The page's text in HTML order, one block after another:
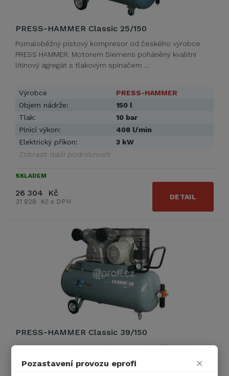
PRESS-HAMMER Classic 25/150
Pomaloběžný pístový kompresor od českého výrobce
PRESS HAMMER. Motorem Siemens poháněný kvalitní
litinový agregát s tlakovým spínačem …
Výrobce
PRESS-HAMMER
Objem nádrže:
150 l
Tlak:
10 bar
Plnicí výkon:
408 l/min
Elektrický příkon:
3 kW
Zobrazit další podrobnosti
SKLADEM
26 304 Kč
31 828 Kč s DPH
DETAIL
PRESS-HAMMER Classic 39/150
PRESS-HAMMER Classic 39/150 - pomaloběžný pístový
agregátem a vzdušníkem o objemu …
Pozastavení provozu eprofi ×